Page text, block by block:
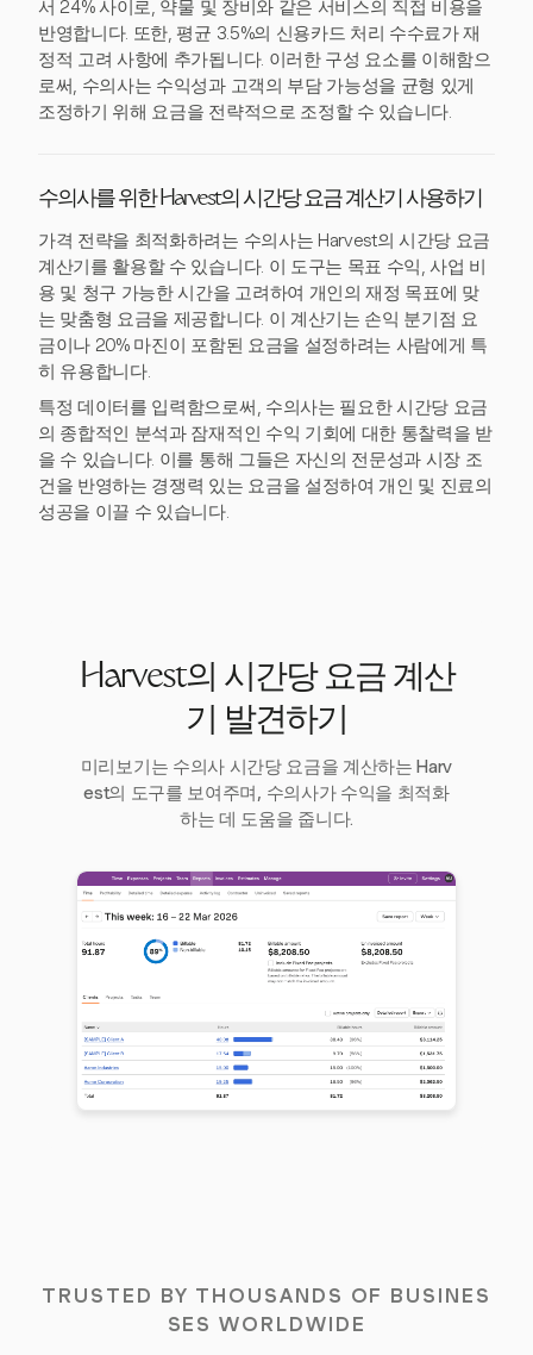
서 24% 사이로, 약물 및 장비와 같은 서비스의 직접 비용을
반영합니다. 또한, 평균 3.5%의 신용카드 처리 수수료가 재
정적 고려 사항에 추가됩니다. 이러한 구성 요소를 이해함으
로써, 수의사는 수익성과 고객의 부담 가능성을 균형 있게
조정하기 위해 요금을 전략적으로 조정할 수 있습니다.
수의사를 위한 Harvest의 시간당 요금 계산기 사용하기
가격 전략을 최적화하려는 수의사는 Harvest의 시간당 요금
계산기를 활용할 수 있습니다. 이 도구는 목표 수익, 사업 비
용 및 청구 가능한 시간을 고려하여 개인의 재정 목표에 맞
는 맞춤형 요금을 제공합니다. 이 계산기는 손익 분기점 요
금이나 20% 마진이 포함된 요금을 설정하려는 사람에게 특
히 유용합니다.
특정 데이터를 입력함으로써, 수의사는 필요한 시간당 요금
의 종합적인 분석과 잠재적인 수익 기회에 대한 통찰력을 받
을 수 있습니다. 이를 통해 그들은 자신의 전문성과 시장 조
건을 반영하는 경쟁력 있는 요금을 설정하여 개인 및 진료의
성공을 이끌 수 있습니다.
Harvest의 시간당 요금 계산
기 발견하기
미리보기는 수의사 시간당 요금을 계산하는 Harv
est의 도구를 보여주며, 수의사가 수익을 최적화
하는 데 도움을 줍니다.
TRUSTED BY THOUSANDS OF BUSINES
SES WORLDWIDE